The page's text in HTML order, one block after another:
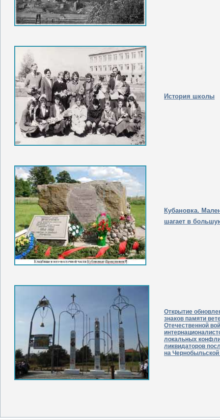
История школы
Кубановка.
шагает в
Открытие
знаков памяти
Отечественной
локальных
ликвидаторов
на